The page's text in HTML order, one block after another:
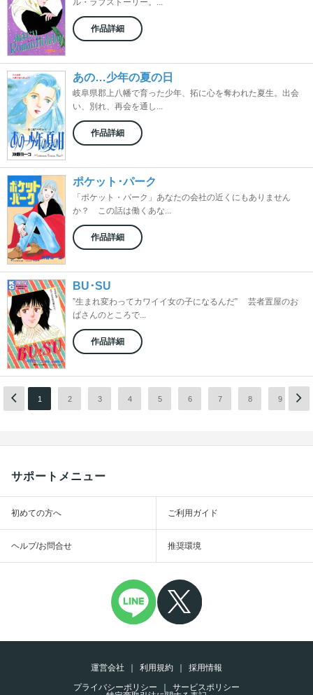
ル・ラブストーリー。...
作品詳細
あの…少年の夏の日
岐阜県郡上八幡で育った少年、拓に心を奪われた夏生。出会
い、別れ、再会を通し...
作品詳細
ポケット･パーク
「ポケット・パーク」あなたの会社の近くにもありません
か？ この話は働くあな...
作品詳細
BU･SU
”生まれ変わってカワイイ女の子になるんだ” 芸者置屋のお
ばさんのところで...
作品詳細
1 2 3 4 5 6 7 8 9
サポートメニュー
初めての方へ ご利用ガイド
ヘルプ/お問合せ 推奨環境
運営会社 利用規約
採用情報
プライバシーポリシー
サービスポリシー